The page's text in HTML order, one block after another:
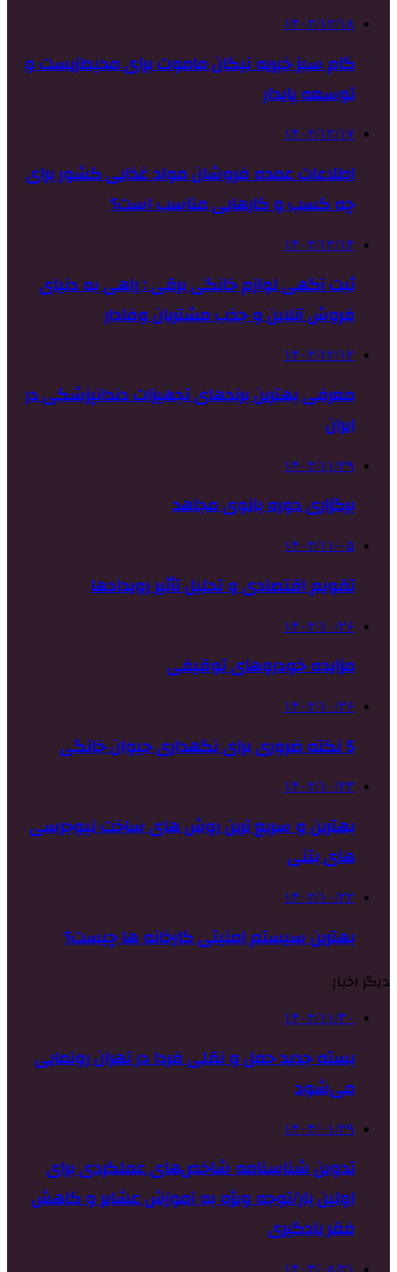
۱۴۰۲/۱۲/۱۸
گام سبز خیریه نیکان ماموت برای محیط‌زیست و
توسعه پایدار
۱۴۰۲/۱۲/۱۷
اطلاعات عمده فروشان مواد غذایی کشور برای
چه کسب و کارهایی مناسب است؟
۱۴۰۲/۱۲/۱۴
ثبت آگهی لوازم خانگی برقی : راهی به دنیای
فروش آنلاین و جذب مشتریان وفادار
۱۴۰۲/۱۲/۱۲
معرفی بهترین برندهای تجهیزات دندانپزشکی در
ایران
۱۴۰۲/۱۱/۲۹
برگزاری دوره بانوی مجاهد
۱۴۰۲/۱۱/۰۵
تقویم اقتصادی و تحلیل تأثیر رویدادها
۱۴۰۲/۱۰/۲۶
مزایده خودروهای توقیفی
۱۴۰۲/۱۰/۲۶
5 نکته ضروری برای نگهداری حیوان خانگی
۱۴۰۲/۱۰/۲۳
بهترین و سریع ترین روش های ساخت نیوجرسی
های بتنی
۱۴۰۲/۱۰/۲۲
بهترین سیستم امنیتی کارخانه ها چیست؟
دیگر اخبار
۱۴۰۲/۱۱/۳۰
بسته جدید حمل و نقلی فردا در تهران رونمایی
می‌شود
۱۴۰۴/۰۱/۲۹
تدوین شناسنامه شاخص‌های عملکردی برای
اولین بار/توجه ویژه به آموزش عشایر و کاهش
فقر یادگیری